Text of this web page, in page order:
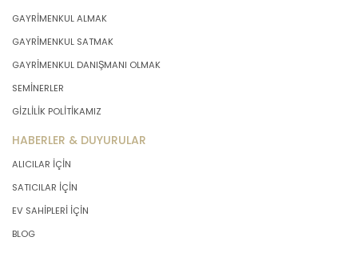
GAYRİMENKUL ALMAK
GAYRİMENKUL SATMAK
GAYRİMENKUL DANIŞMANI OLMAK
SEMİNERLER
GİZLİLİK POLİTİKAMIZ
HABERLER & DUYURULAR
ALICILAR İÇİN
SATICILAR İÇİN
EV SAHİPLERİ İÇİN
BLOG